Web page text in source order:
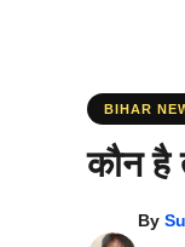
BIHAR
कौन है
By